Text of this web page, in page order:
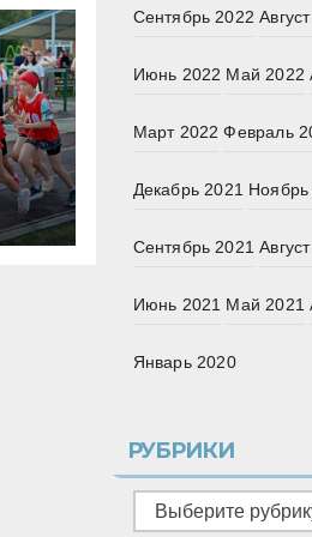
Сентябрь 2022
Июнь 2022 Май 2022
Март 2022 Февраль
Декабрь 2021
Сентябрь 2021
Июнь 2021 Май 2021
Январь 2020
РУБРИКИ
Рубрики